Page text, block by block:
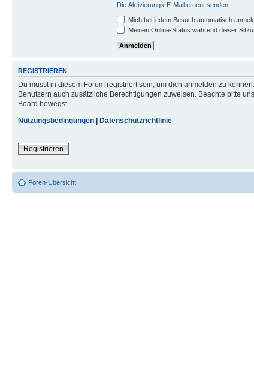
Die Aktivierungs-E-Mail erneut senden
Mich bei jedem Besuch automatisch
Meinen Online-Status während dieser
REGISTRIEREN
Du musst in diesem Forum registriert sein, um dich anmelden zu
Benutzern auch zusätzliche Berechtigungen zuweisen. Beachte bitte
Board bewegst.
Nutzungsbedingungen
Datenschutzrichtlinie
Registrieren
Foren-Übersicht